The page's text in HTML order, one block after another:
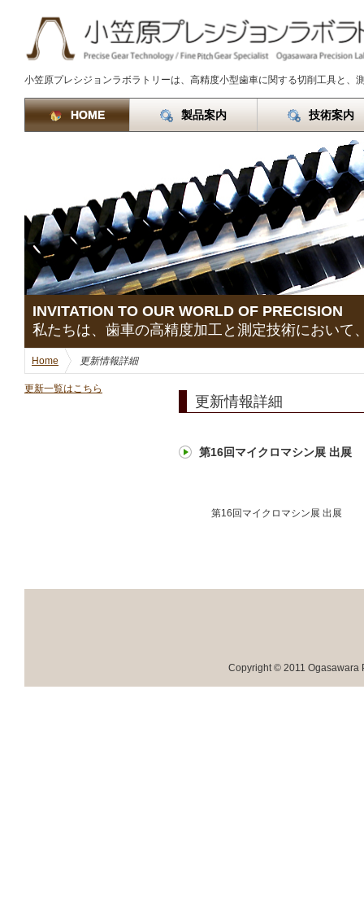
小笠原プレシジョンラボラトリーは、高精度小型歯車に関する切削工具と、
HOME 製品案内 技術案内
INVITATION TO OUR WORLD OF PRECISION
私たちは、歯車の高精度加工と測定技術におい
Home 更新情報詳細
更新一覧はこちら
更新情報詳細
第16回マイクロマシン展 出展
第16回マイクロマシン展 出展
Copyright © 2011 Ogasawara